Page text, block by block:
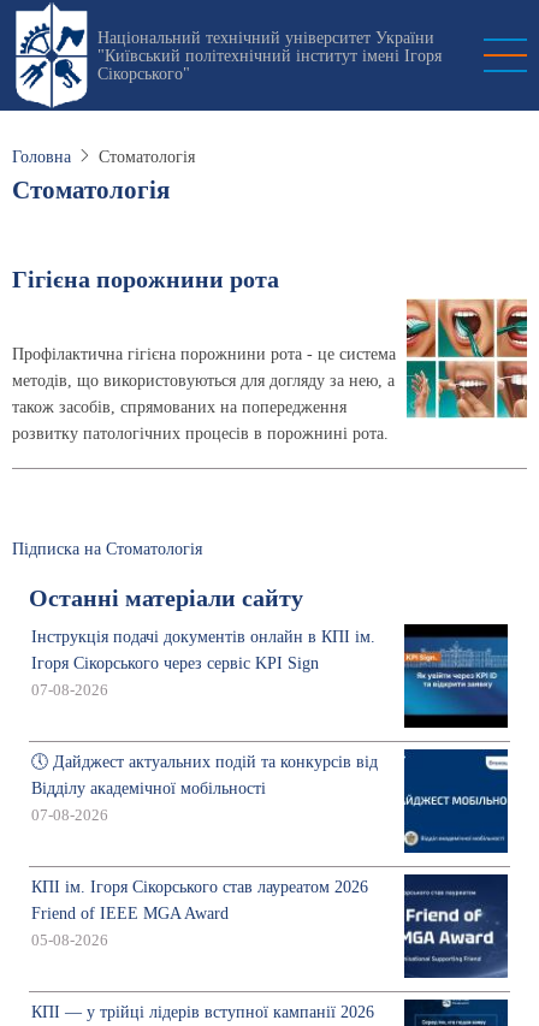
Перейти
основного
вмісту
Національний технічний університет України
"Київський політехнічний інститут імені Ігоря
Сікорського"
Головна Стоматологія
Стоматологія
Гігієна порожнини рота
Профілактична гігієна порожнини рота - це система
методів, що використовуються для догляду за нею, а
також засобів, спрямованих на попередження
розвитку патологічних процесів в порожнині рота.
Підписка на Стоматологія
Останні матеріали сайту
Інструкція подачі документів онлайн в КПІ ім.
Ігоря Сікорського через сервіс KPI Sign
07-08-2026
🕔 Дайджест актуальних подій та конкурсів від
Відділу академічної мобільності
07-08-2026
КПІ ім. Ігоря Сікорського став лауреатом 2026
Friend of IEEE MGA Award
05-08-2026
КПІ — у трійці лідерів вступної кампанії 2026